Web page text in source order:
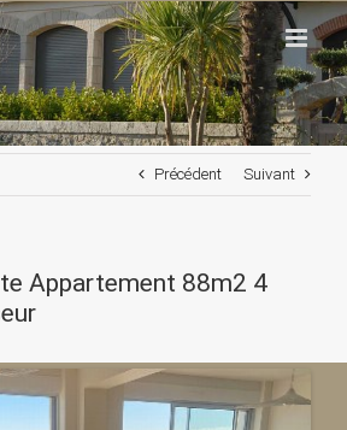
Précédent Suivant
Appartement 88m2 4